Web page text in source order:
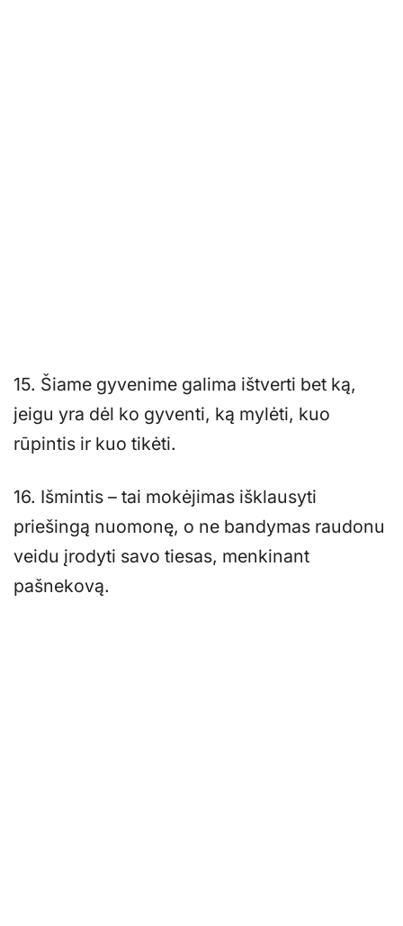
15. Šiame gyvenime galima ištverti bet ką,
jeigu yra dėl ko gyventi, ką mylėti, kuo
rūpintis ir kuo tikėti.
16. Išmintis – tai mokėjimas išklausyti
priešingą nuomonę, o ne bandymas raudonu
veidu įrodyti savo tiesas, menkinant
pašnekovą.